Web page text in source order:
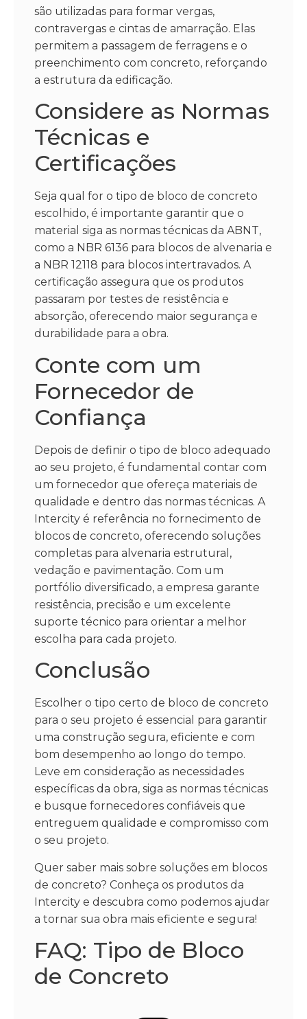
são utilizadas para formar vergas,
contravergas e cintas de amarração. Elas
permitem a passagem de ferragens e o
preenchimento com concreto, reforçando
a estrutura da edificação.
Considere as Normas
Técnicas e
Certificações
Seja qual for o tipo de bloco de concreto
escolhido, é importante garantir que o
material siga as normas técnicas da ABNT,
como a NBR 6136 para blocos de alvenaria e
a NBR 12118 para blocos intertravados. A
certificação assegura que os produtos
passaram por testes de resistência e
absorção, oferecendo maior segurança e
durabilidade para a obra.
Conte com um
Fornecedor de
Confiança
Depois de definir o tipo de bloco adequado
ao seu projeto, é fundamental contar com
um fornecedor que ofereça materiais de
qualidade e dentro das normas técnicas. A
Intercity é referência no fornecimento de
blocos de concreto, oferecendo soluções
completas para alvenaria estrutural,
vedação e pavimentação. Com um
portfólio diversificado, a empresa garante
resistência, precisão e um excelente
suporte técnico para orientar a melhor
escolha para cada projeto.
Conclusão
Escolher o tipo certo de bloco de concreto
para o seu projeto é essencial para garantir
uma construção segura, eficiente e com
bom desempenho ao longo do tempo.
Leve em consideração as necessidades
específicas da obra, siga as normas técnicas
e busque fornecedores confiáveis que
entreguem qualidade e compromisso com
o seu projeto.
Quer saber mais sobre soluções em blocos
de concreto? Conheça os produtos da
Intercity e descubra como podemos ajudar
a tornar sua obra mais eficiente e segura!
FAQ: Tipo de Bloco
de Concreto